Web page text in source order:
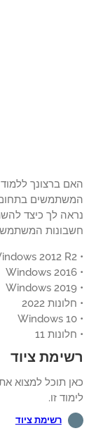
ברצונך ללמוד כיצד
בתחום
לך כיצד להשתמש
המשתמשים
2022
11
ציוד
תוכל למצוא את
רשימת ציוד